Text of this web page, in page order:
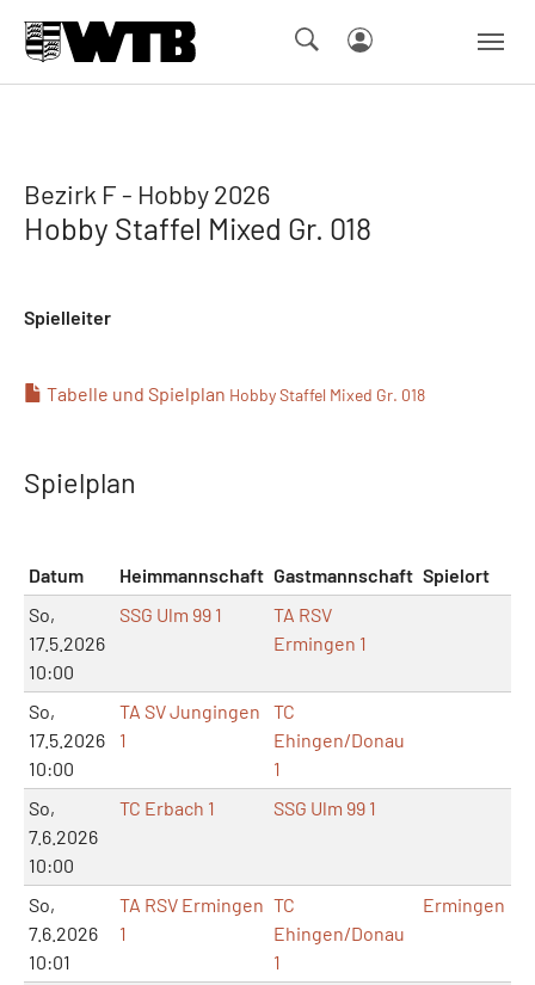
Bezirk F - Hobby 2026
Hobby Staffel Mixed Gr. 018
Spielleiter
Tabelle und Spielplan Hobby Staffel Mixed Gr. 018
Spielplan
Datum Heimmannschaft Gastmannschaft Spielort
So,
17.5.2026
10:00
SSG Ulm 99 1
TA RSV
Ermingen 1
So,
17.5.2026
10:00
TA SV Jungingen
1
TC
Ehingen/Donau
1
So,
7.6.2026
10:00
TC Erbach 1 SSG Ulm 99 1
So,
7.6.2026
10:01
TA RSV Ermingen
1
TC
Ehingen/Donau
1
Ermingen